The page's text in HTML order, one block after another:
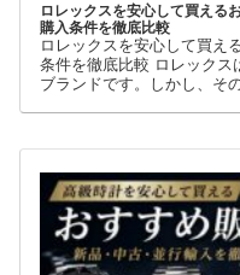
ロレックスを安心して買える
購入条件を徹底比較
ロレックスを安心して買え
条件を徹底比較 ロレックス
ブランドです。しかし、そ